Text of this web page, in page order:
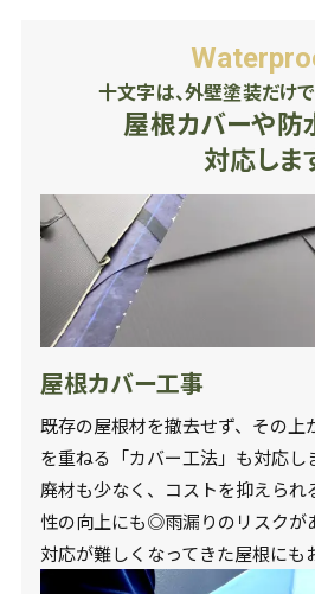
十文字は、外壁塗装だけ
屋根カバーや防
対応しま
屋根カバー工事
既存の屋根材を撤去せず、その上
を重ねる「カバー工法」も対応し
廃材も少なく、コストを抑えられ
性の向上にも◎雨漏りのリスクが
対応が難しくなってきた屋根にも